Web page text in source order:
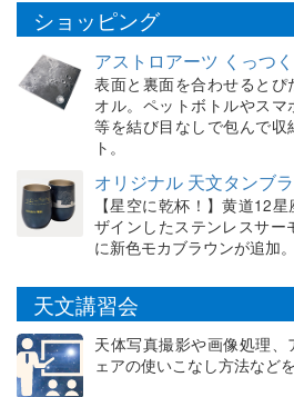
ショッピング
アストロアーツ くっつ
表面と裏面を合わせると
オル。ペットボトルやス
等を結び目なしで包んで
ト。
オリジナル 天文タンブ
【星空に乾杯！】黄道12
ザインしたステンレスサ
に新色モカブラウンが追加。
天文講習会
天体写真撮影や画像処理
ェアの使いこなし方法など